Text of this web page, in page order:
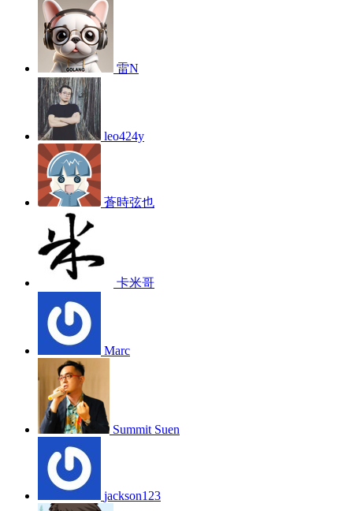
雷N
leo424y
蒼時弦也
卡米哥
Marc
Summit Suen
jackson123